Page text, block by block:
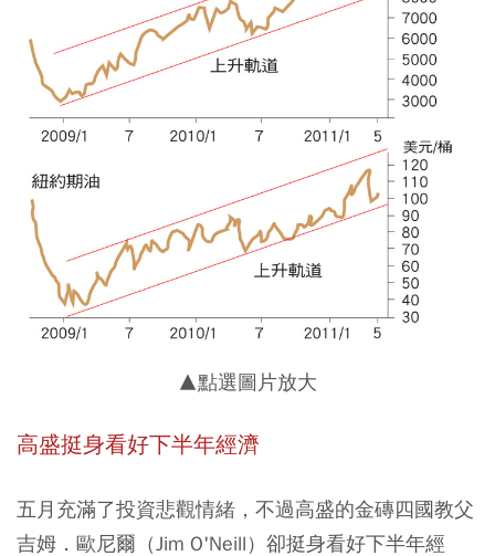
▲點選圖片放大
高盛挺身看好下半年經濟
五月充滿了投資悲觀情緒，不過高盛的金磚四國教父
吉姆．歐尼爾（Jim O'Neill）卻挺身看好下半年經